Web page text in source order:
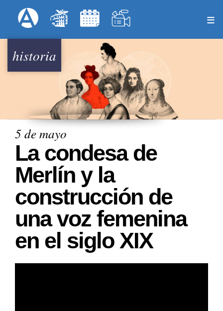
al
principal
Menú Superior
historia
5 de mayo
La condesa de
Merlín y la
construcción de
una voz femenina
en el siglo XIX